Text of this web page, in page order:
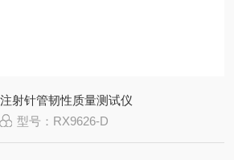
射针管韧性质量测试仪
型号：RX9626-D